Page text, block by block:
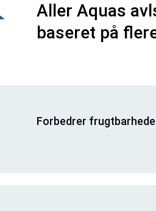
Aller Aquas
baseret på
Forbedrer